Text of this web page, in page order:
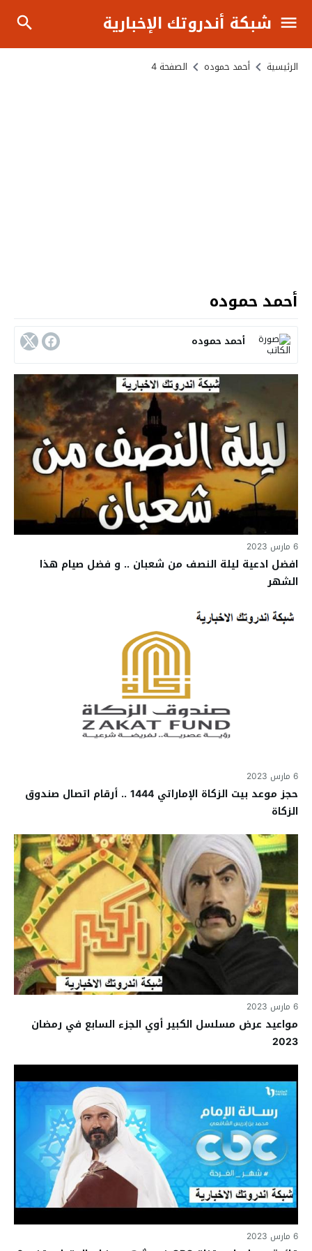
شبكة أندروتك الإخبارية
الرئيسية أحمد حموده الصفحة 4
أحمد حموده
أحمد حموده
6 مارس 2023
افضل ادعية ليلة النصف من شعبان .. و فضل صيام هذا
الشهر
6 مارس 2023
حجز موعد بيت الزكاة الإماراتي 1444 .. أرقام اتصال صندوق
الزكاة
6 مارس 2023
مواعيد عرض مسلسل الكبير أوي الجزء السابع في رمضان
2023
6 مارس 2023